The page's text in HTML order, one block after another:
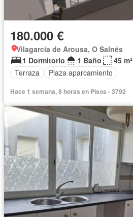
180.000 €
Vilagarcía de Arousa, O Salnés
1 Dormitorio
1 Baño
45 m²
Terraza
Plaza aparcamiento
Hace 1 semana, 8 horas en Pisos - 3792